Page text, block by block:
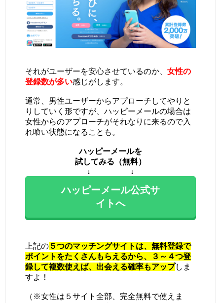
それがユーザーを安心させているのか、 女性の
登録数が多い感じがします。
通常、男性ユーザーからアプローチしてやりと
りしていく形ですが、ハッピーメールの場合は
女性からのアプローチがそれなりに来るので入
れ喰い状態になることも。
ハッピーメールを
試してみる（無料）
↓ ↓
ハッピーメール公式サ
イトへ
上記の ５つのマッチングサイトは、無料登録で
ポイントをたくさんもらえるから、３～４つ登
録して複数使えば、出会える確率もアップしま
すよ！
（※女性は５サイト全部、完全無料で使えま